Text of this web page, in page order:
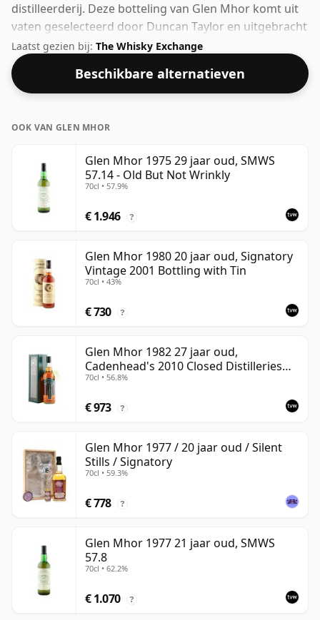
distilleerderij. Deze botteling van Glen Mhor komt uit
vaten geselecteerd door Duncan Taylor en uitgebracht
in 2005. Fans van whisky's met een hogere sterkte
zullen niet teleurgesteld zijn door deze botteling, die
een alcoholpercentage van 52,8% heeft.
Laatst gezien bij: The Whisky Exchange
Beschikbare alternatieven
OOK VAN GLEN MHOR
Glen Mhor 1975 29 jaar oud, SMWS
57.14 - Old But Not Wrinkly
70cl • 57.9%
€ 1.946 ?
Glen Mhor 1980 20 jaar oud, Signatory
Vintage 2001 Bottling with Tin
70cl • 43%
€ 730 ?
Glen Mhor 1982 27 jaar oud,
Cadenhead's 2010 Closed Distilleries
Bottling - Sherry Cask
70cl • 56.8%
€ 973 ?
Glen Mhor 1977 / 20 jaar oud / Silent
Stills / Signatory
70cl • 59.3%
€ 778 ?
Glen Mhor 1977 21 jaar oud, SMWS
57.8
70cl • 62.2%
€ 1.070 ?